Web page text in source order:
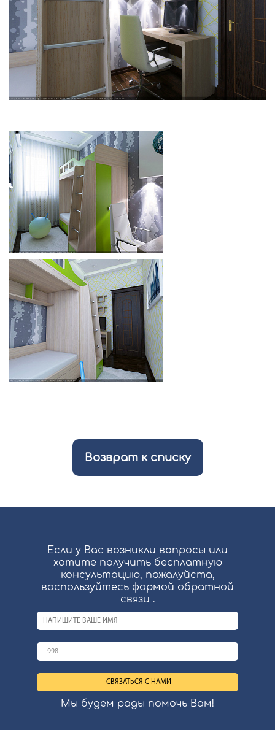
Возврат к списку
Если у Вас возникли вопросы или
хотите получить бесплатную
консультацию, пожалуйста,
воспользуйтесь формой обратной
связи .
Мы будем рады помочь Вам!